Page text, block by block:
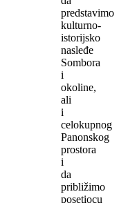
predstavimo
kulturno-
istorijsko
nasleđe
Sombora
i
okoline,
ali
i
celokupnog
Panonskog
prostora
i
da
približimo
posetiocu